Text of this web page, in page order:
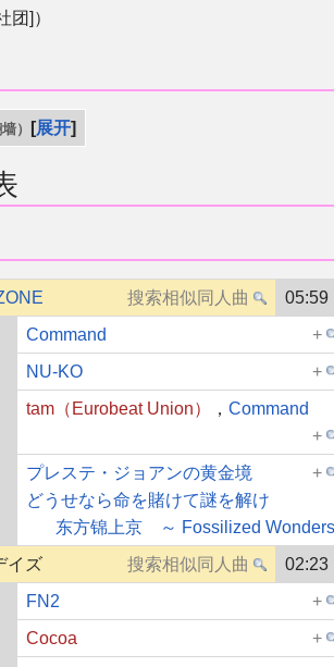
团]）
展开
）
05:59
Command
NU-KO
tam（Eurobeat Union） ， Command
プレステ・ジョアンの黄金境
どうせなら命を賭けて謎を解け
东方锦上京 ～ Fossilized
イズ
02:23
FN2
Cocoa